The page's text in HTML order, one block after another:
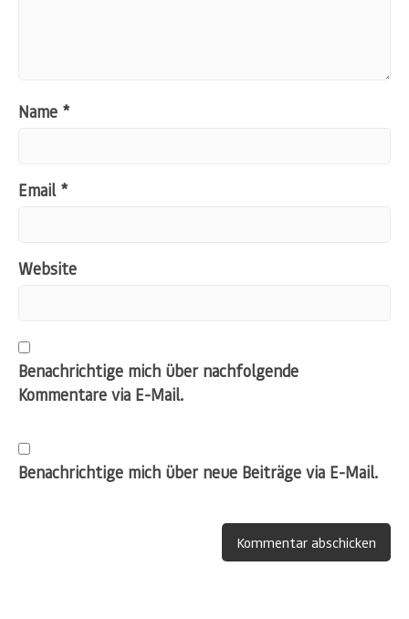
Name *
Email *
Website
Benachrichtige mich über nachfolgende
Kommentare via E-Mail.
Benachrichtige mich über neue Beiträge via E-Mail.